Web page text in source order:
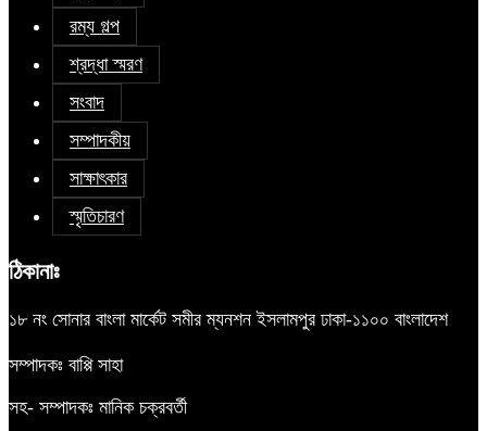
রম্য গল্প
শ্রদ্ধা স্মরণ
সংবাদ
সম্পাদকীয়
সাক্ষাৎকার
স্মৃতিচারণ
ঠিকানাঃ
১৮ নং সোনার বাংলা মার্কেট সমীর ম্যনশন ইসলামপুর ঢাকা-১১০০ বাংলাদেশ
সম্পাদকঃ বাপ্পি সাহা
সহ- সম্পাদকঃ মানিক চক্রবর্তী